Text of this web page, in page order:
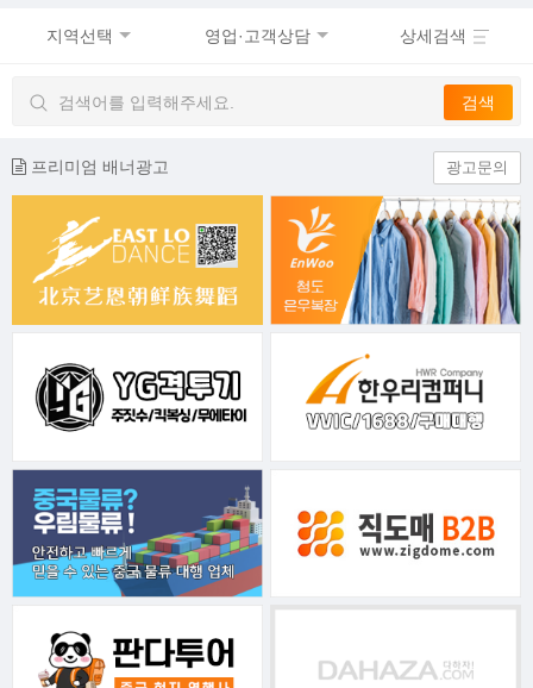
지역선택 영업·고객상담 상세검색
프리미엄 배너광고 광고문의